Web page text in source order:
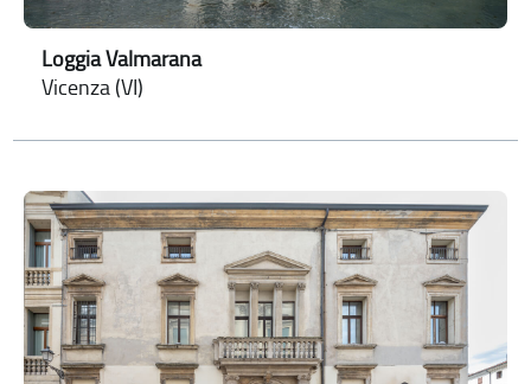
Loggia Valmarana
Vicenza (VI)